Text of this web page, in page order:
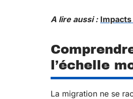
A lire aussi :
l’échelle
La migration ne se